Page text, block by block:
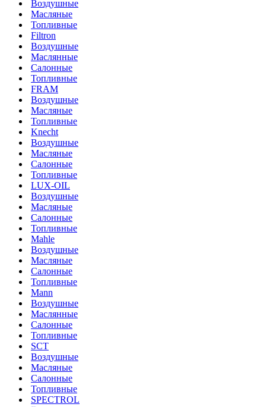
Воздушные
Масляные
Топливные
Filtron
Воздушные
Маслянные
Салонные
Топливные
FRAM
Воздушные
Масляные
Топливные
Knecht
Воздушные
Масляные
Салонные
Топливные
LUX-OIL
Воздушные
Масляные
Салонные
Топливные
Mahle
Воздушные
Масляные
Салонные
Топливные
Mann
Воздушные
Маслянные
Салонные
Топливные
SCT
Воздушные
Масляные
Салонные
Топливные
SPECTROL